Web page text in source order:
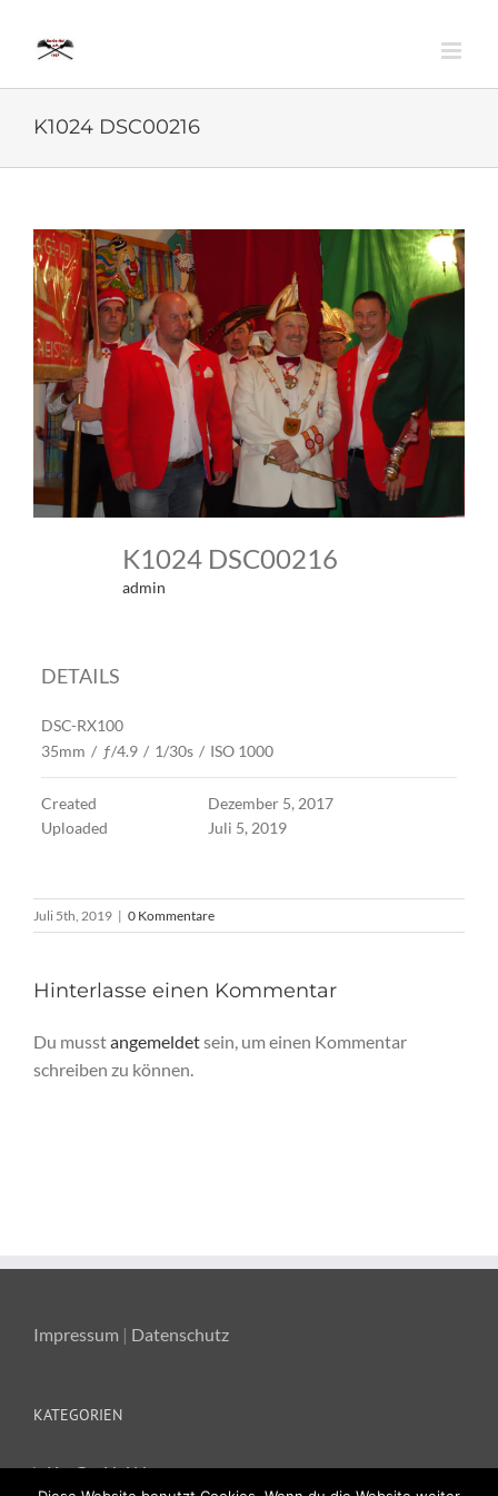
Inhalt
K1024 DSC00216
K1024 DSC00216
admin
DETAILS
DSC-RX100
35mm / ƒ/4.9 / 1/30s / ISO 1000
Created
Dezember 5, 2017
Uploaded
Juli 5, 2019
Juli 5th, 2019 | 0 Kommentare
Hinterlasse einen Kommentar
Du musstangemeldetsein, um einen Kommentar
schreiben zu können.
Impressum | Datenschutz
KATEGORIEN
Ka-Ge-Hei News